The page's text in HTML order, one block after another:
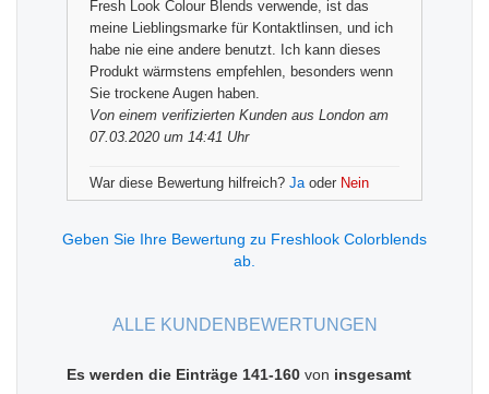
Fresh Look Colour Blends verwende, ist das
meine Lieblingsmarke für Kontaktlinsen, und ich
habe nie eine andere benutzt. Ich kann dieses
Produkt wärmstens empfehlen, besonders wenn
Sie trockene Augen haben.
Von einem verifizierten Kunden aus London am
07.03.2020 um 14:41 Uhr
War diese Bewertung hilfreich? Jaoder Nein
Geben Sie Ihre Bewertung zu Freshlook Colorblends
ab.
ALLE KUNDENBEWERTUNGEN
Es werden die Einträge 141-160 von insgesamt